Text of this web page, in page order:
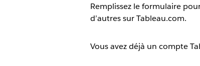
Remplissez le formulaire
d’autres sur Tableau.com.
Vous avez déjà un compte